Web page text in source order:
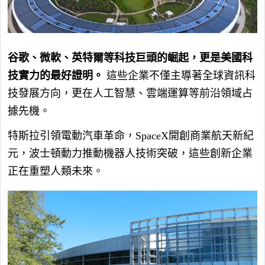
谷歌、微軟、英特爾等科技巨頭的崛起，更是美國科
技實力的最好證明。 這些企業不僅主導著全球資訊科
技發展方向，更在人工智慧、雲端運算等前沿領域占
據先機。
特斯拉引領電動汽車革命，SpaceX開創商業航天新紀
元，波士頓動力推動機器人技術突破，這些創新企業
正在重塑人類未來。